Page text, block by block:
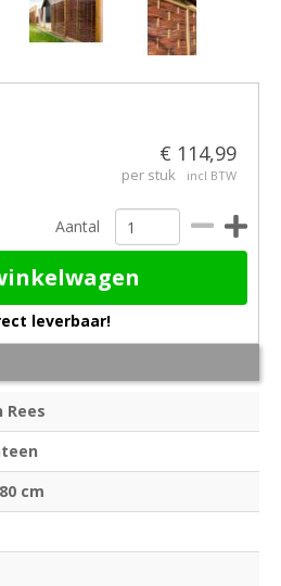
€ 114,99
per stuk incl BTW
Aantal
leverbaar!
Rees
cm